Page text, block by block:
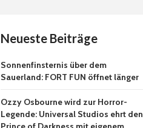
Neueste Beiträge
Sonnenfinsternis über dem
Sauerland: FORT FUN öffnet länger
Ozzy Osbourne wird zur Horror-
Legende: Universal Studios ehrt den